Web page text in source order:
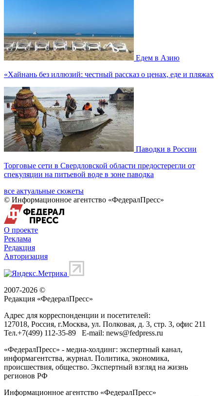
Едем в Азию
«Хайнань без иллюзий: честный рассказ о ценах, еде и пляжах
Паводки в России
Торговые сети в Свердловской области предостерегли от
спекуляции на питьевой воде в зоне паводка
все актуальные сюжеты
© Информационное агентство «ФедералПресс»
О проекте
Реклама
Редакция
Авторизация
2007-2026 ©
Редакция «ФедералПресс»
Адрес для корреспонденции и посетителей:
127018, Россия, г.Москва, ул. Полковая, д. 3, стр. 3, офис 211
Тел.+7(499) 112-35-89 E-mail: news@fedpress.ru
«ФедералПресс» - медиа-холдинг: экспертный канал,
информагентства, журнал. Политика, экономика,
происшествия, общество. Экспертный взгляд на жизнь
регионов РФ
Информационное агентство «ФедералПресс»